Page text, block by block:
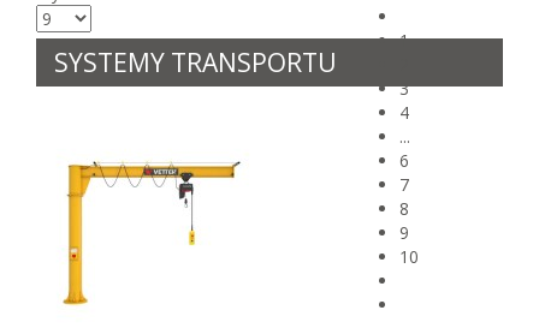
1
3
4
...
6
7
8
9
10
SYSTEMY TRANSPORTU